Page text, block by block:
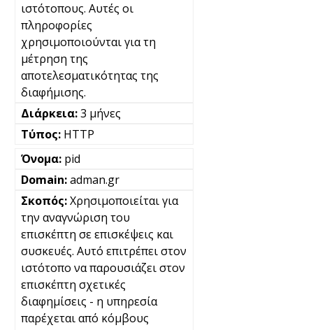
ιστότοπους. Αυτές οι
πληροφορίες
χρησιμοποιούνται για τη
μέτρηση της
αποτελεσματικότητας της
διαφήμισης.
3 μήνες
HTTP
pid
adman.gr
Χρησιμοποιείται για
την αναγνώριση του
επισκέπτη σε επισκέψεις και
συσκευές. Αυτό επιτρέπει στον
ιστότοπο να παρουσιάζει στον
επισκέπτη σχετικές
διαφημίσεις - η υπηρεσία
παρέχεται από κόμβους